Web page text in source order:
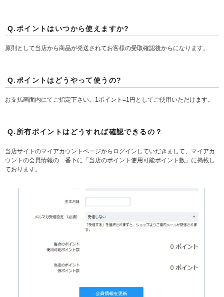
Q.ポイントはいつから使えますか?
原則として当店から商品が発送されてお客様の受取確認後からになります。
Q.ポイントはどうやって使うの?
お支払画面内にてご指定下さい。1ポイント=1円としてご使用いただけます。
Q.所有ポイントはどうすれば確認できるの？
当店サイトのマイアカウントページからログインしていだきまして、マイアカ
ウントの会員情報の一番下に「当店のポイント使用可能ポイント数」に掲載し
ております。